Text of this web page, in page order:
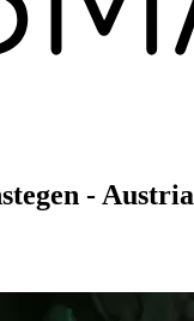
- Austria